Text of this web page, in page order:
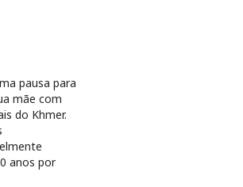
pausa para
mãe com
do Khmer.
anos por